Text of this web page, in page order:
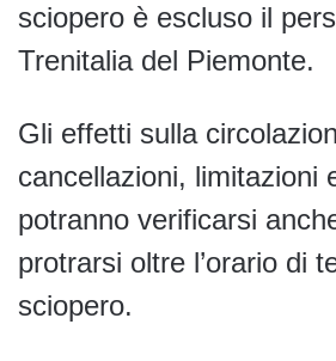
sciopero è escluso il
Trenitalia del Piemonte.
Gli effetti sulla
cancellazioni, limitazioni
potranno verificarsi
protrarsi oltre l’orario di
sciopero.